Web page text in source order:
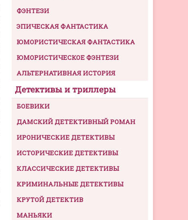
ФЭНТЕЗИ
ЭПИЧЕСКАЯ ФАНТАСТИКА
ЮМОРИСТИЧЕСКАЯ ФАНТАСТИКА
ЮМОРИСТИЧЕСКОЕ ФЭНТЕЗИ
АЛЬТЕРНАТИВНАЯ ИСТОРИЯ
Детективы и триллеры
БОЕВИКИ
ДАМСКИЙ ДЕТЕКТИВНЫЙ РОМАН
ИРОНИЧЕСКИЕ ДЕТЕКТИВЫ
ИСТОРИЧЕСКИЕ ДЕТЕКТИВЫ
КЛАССИЧЕСКИЕ ДЕТЕКТИВЫ
КРИМИНАЛЬНЫЕ ДЕТЕКТИВЫ
КРУТОЙ ДЕТЕКТИВ
МАНЬЯКИ